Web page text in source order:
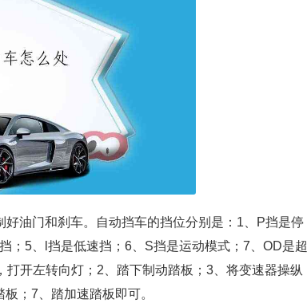
油门和刹车。自动挡车的挡位分别是：1、P挡是停
；5、l挡是低速挡；6、S挡是运动模式；7、OD是超
开左转向灯；2、踏下制动踏板；3、将变速器操纵
；7、踏加速踏板即可。